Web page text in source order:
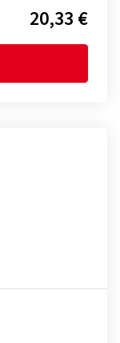
20,33 €